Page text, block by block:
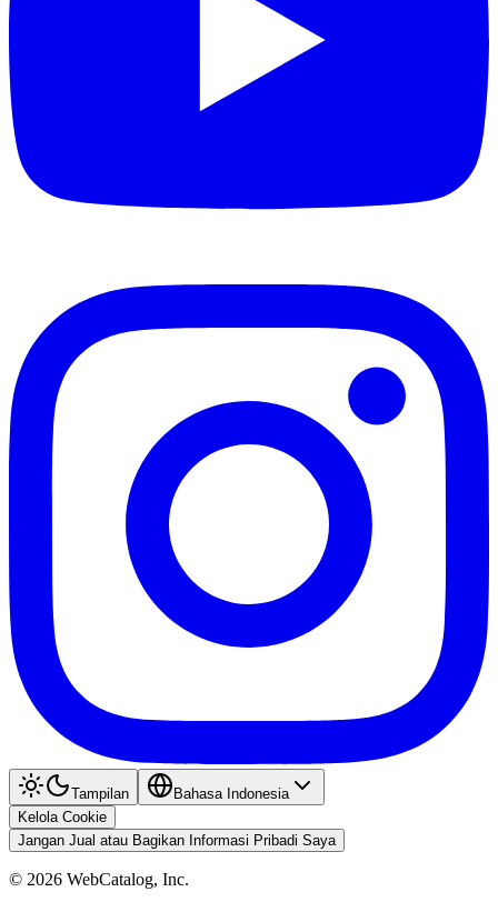
Tampilan
Bahasa Indonesia
Kelola Cookie
Jangan Jual atau Bagikan Informasi Pribadi Saya
© 2026 WebCatalog, Inc.